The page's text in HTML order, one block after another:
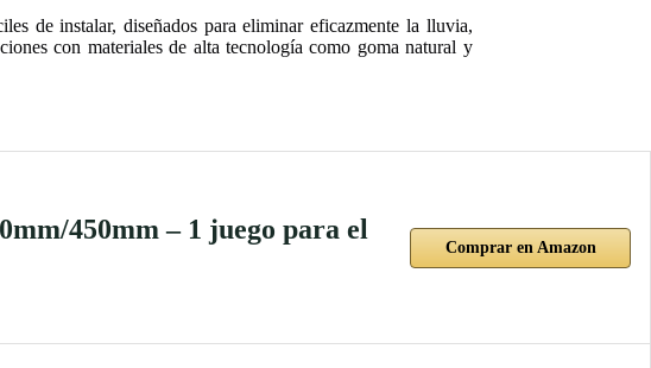
de instalar, diseñados para eliminar eficazmente la lluvia,
con materiales de alta tecnología como goma natural y
450mm – 1 juego para el
Comprar en Amazon